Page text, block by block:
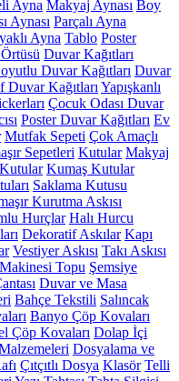
Ayna Makyaj Aynası Boy
Aynası Parçalı Ayna
Ayna Tablo Poster
Duvar Kağıtları
Duvar Kağıtları Duvar
Duvar Kağıtları Yapışkanlı
Çocuk Odası Duvar
Poster Duvar Kağıtları Ev
Mutfak Sepeti Çok Amaçlı
Sepetleri Kutular Makyaj
Kumaş Kutular
Saklama Kutusu
Kurutma Askısı
Hurçlar Halı Hurcu
Dekoratif Askılar Kapı
Vestiyer Askısı Takı Askısı
Topu Şemsiye
Duvar ve Masa
Bahçe Tekstili Salıncak
Banyo Çöp Kovaları
Çöp Kovaları Dolap İçi
Dosyalama ve
Çıtçıtlı Dosya Klasör Telli